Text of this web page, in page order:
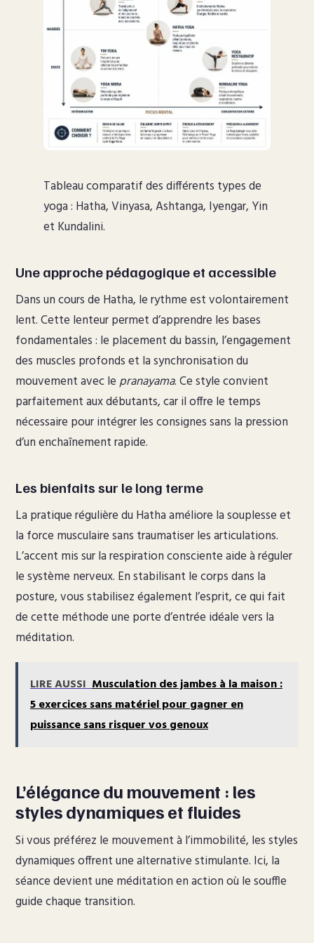
Tableau comparatif des différents types de
yoga : Hatha, Vinyasa, Ashtanga, Iyengar, Yin
et Kundalini.
Une approche pédagogique et accessible
Dans un cours de Hatha, le rythme est volontairement
lent. Cette lenteur permet d’apprendre les bases
fondamentales : le placement du bassin, l’engagement
des muscles profonds et la synchronisation du
mouvement avec lepranayama. Ce style convient
parfaitement aux débutants, car il offre le temps
nécessaire pour intégrer les consignes sans la pression
d’un enchaînement rapide.
Les bienfaits sur le long terme
La pratique régulière du Hatha améliore la souplesse et
la force musculaire sans traumatiser les articulations.
L’accent mis sur la respiration consciente aide à réguler
le système nerveux. En stabilisant le corps dans la
posture, vous stabilisez également l’esprit, ce qui fait
de cette méthode une porte d’entrée idéale vers la
méditation.
LIRE AUSSI Musculation des jambes à la maison :
5 exercices sans matériel pour gagner en
puissance sans risquer vos genoux
L’élégance du mouvement : les
styles dynamiques et fluides
Si vous préférez le mouvement à l’immobilité, les styles
dynamiques offrent une alternative stimulante. Ici, la
séance devient une méditation en action où le souffle
guide chaque transition.